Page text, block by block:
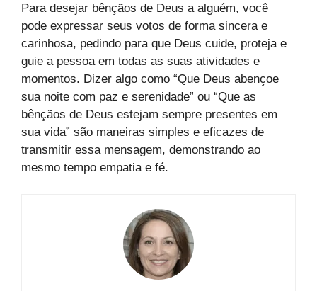
Para desejar bênçãos de Deus a alguém, você
pode expressar seus votos de forma sincera e
carinhosa, pedindo para que Deus cuide, proteja e
guie a pessoa em todas as suas atividades e
momentos. Dizer algo como “Que Deus abençoe
sua noite com paz e serenidade” ou “Que as
bênçãos de Deus estejam sempre presentes em
sua vida” são maneiras simples e eficazes de
transmitir essa mensagem, demonstrando ao
mesmo tempo empatia e fé.